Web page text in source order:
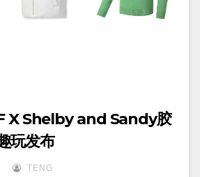
X Shelby and Sandy胶
玩发布
TENG